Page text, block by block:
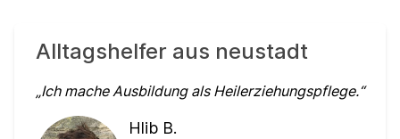
Alltagshelfer aus neustadt
Ich mache Ausbildung als Heilerziehungspflege.
Hlib B.